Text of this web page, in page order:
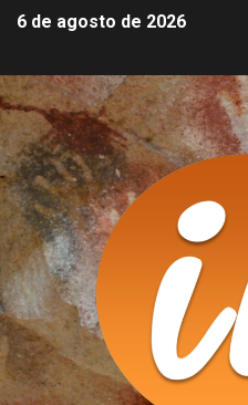
6 de agosto de 2026